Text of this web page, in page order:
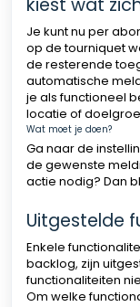
kiest wat
Je kunt nu per
op de tourniquet
de resterende
automatische
je als functioneel
locatie of
Wat moet je doen?
Ga naar de
de gewenste
actie nodig? Dan
Uitgestelde
Enkele
backlog, zijn
functionaliteiten
Om welke